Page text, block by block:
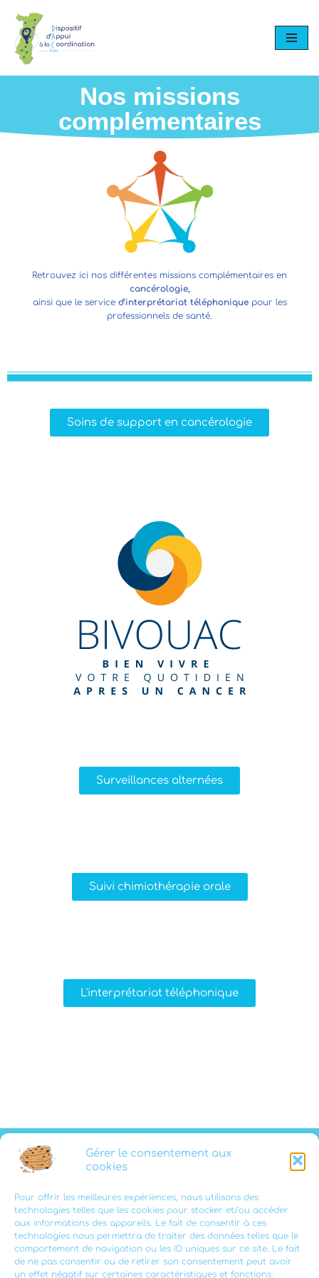
Gérer le consentement aux
cookies
Pour offrir les meilleures expériences, nous utilisons des
technologies telles que les cookies pour stocker et/ou accéder
aux informations des appareils. Le fait de consentir à ces
technologies nous permettra de traiter des données telles que le
comportement de navigation ou les ID uniques sur ce site. Le fait
de ne pas consentir ou de retirer son consentement peut avoir
un effet négatif sur certaines caractéristiques et fonctions.
Aller
au
contenu
Nos missions
complémentaires
Retrouvez ici nos différentes missions complémentaires en
cancérologie,
ainsi que le service d’interprétariat téléphoniquepour les
professionnels de santé.
Soins de support en cancérologie
Surveillances alternées
Suivi chimiothérapie orale
L'interprétariat téléphonique
Inscription newsletter
Contact
Brochure